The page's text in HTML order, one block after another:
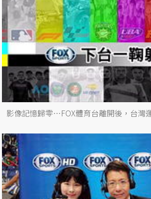
影像記憶歸零…FOX體育台離開後，台灣